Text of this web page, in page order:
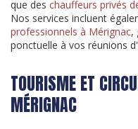
que des chauffeurs privés
Nos services incluent
professionnels à Mérignac,
ponctuelle à vos réunions
TOURISME ET
MÉRIGNAC